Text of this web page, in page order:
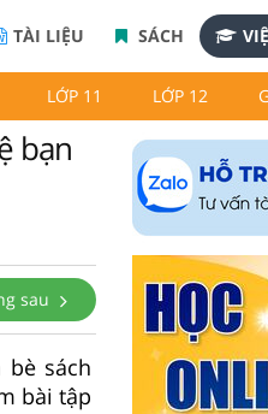
TÀI LIỆU SÁCH
LỚP 11 LỚP 12
bạn
sau
sách
bài tập